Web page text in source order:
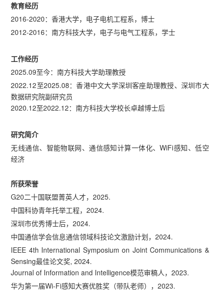
教育经历
2016-2020：香港大学，电子电机工程系，博士
2012-2016：南方科技大学，电子与电气工程系，学士
工作经历
2025.09至今：南方科技大学助理教授
2022.12至2025.08：香港中文大学深圳客座助理教授、深圳市大
数据研究院副研究员
2020.12至2022.12：南方科技大学校长卓越博士后
研究简介
无线通信、智能物联网、通信感知计算一体化、WiFi感知、低空
经济
所获荣誉
G20二十国联盟菁英人才，2025.
中国科协青年托举工程，2024.
深圳市优秀博士后，2024.
中国通信学会信息通信领域科技论文激励计划，2024.
IEEE 4th International Symposium on Joint Communications &
Sensing最佳论文奖, 2024.
Journal of Information and Intelligence模范审稿人，2023.
华为第一届Wi-Fi感知大赛优胜奖（带队老师），2023.